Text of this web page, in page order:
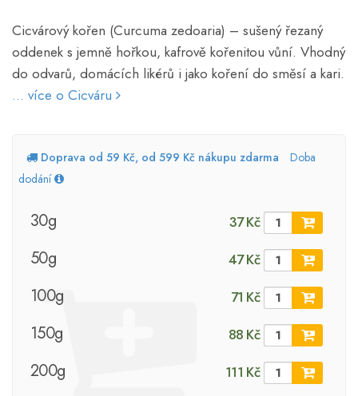
Cicvárový kořen (Curcuma zedoaria) – sušený řezaný
oddenek s jemně hořkou, kafrově kořenitou vůní. Vhodný
do odvarů, domácích likérů i jako koření do směsí a kari.
... více o Cicváru
Doprava od 59 Kč, od 599 Kč nákupu zdarma
Doba
dodání
30g 37 Kč
50g 47 Kč
100g 71 Kč
150g 88 Kč
200g 111 Kč